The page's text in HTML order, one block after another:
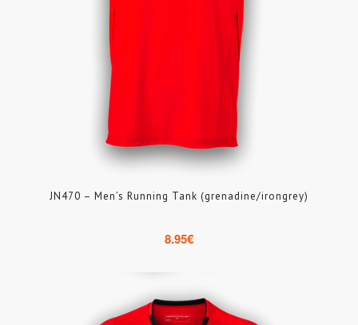
JN470 – Men’s Running Tank (grenadine/irongrey)
8.95€